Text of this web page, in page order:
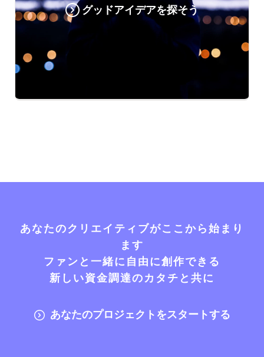
グッドアイデアを探そう
あなたのクリエイティブがここから始まり
ます
ファンと一緒に自由に創作できる
新しい資金調達のカタチと共に
あなたのプロジェクトをスタートする